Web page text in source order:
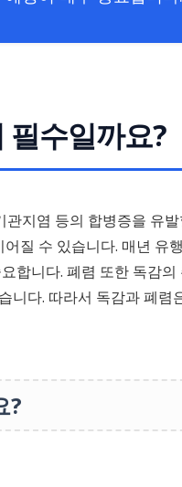
필수일까요?
지염 등의 합병증을 유
질 수 있습니다. 매년 유
합니다. 폐렴 또한 독감
다. 따라서 독감과 폐렴
?